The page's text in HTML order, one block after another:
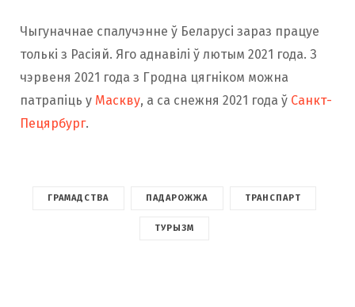
Чыгуначнае спалучэнне ў Беларусі зараз працуе
толькі з Расіяй. Яго аднавілі ў лютым 2021 года. З
чэрвеня 2021 года з Гродна цягніком можна
патрапіць у Маскву, а са снежня 2021 года ў Санкт-
Пецярбург.
ГРАМАДСТВА ПАДАРОЖЖА ТРАНСПАРТ
ТУРЫЗМ